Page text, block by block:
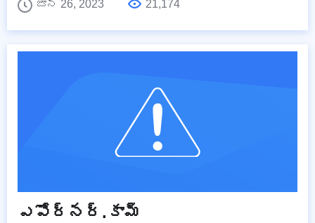
జూన్ 26, 2023 21,174
ఎపోర్నర్.కామ్